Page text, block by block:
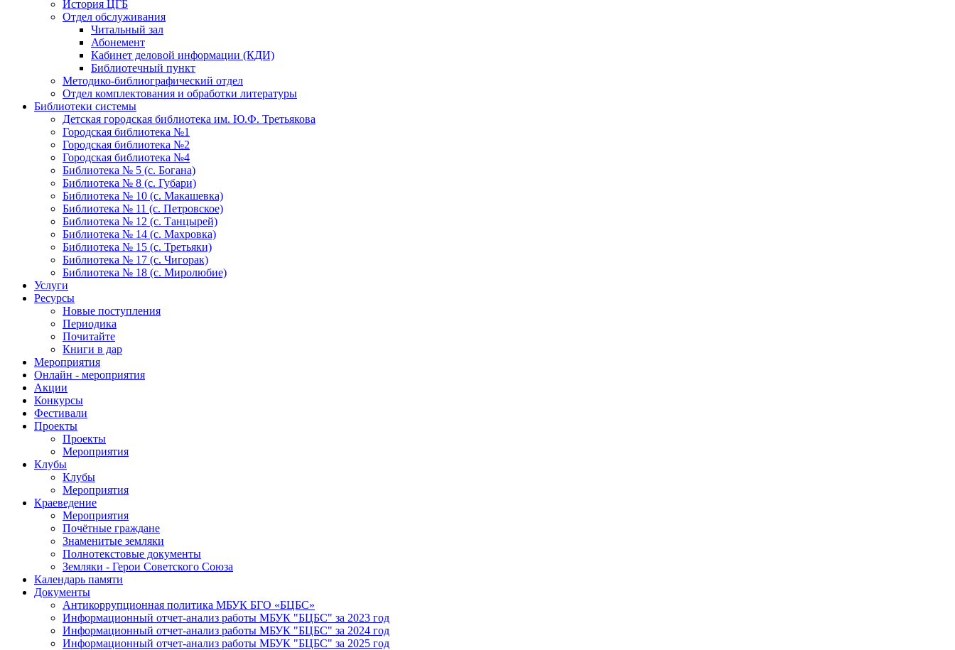
История ЦГБ
Отдел обслуживания
Читальный зал
Абонемент
Кабинет деловой информации (КДИ)
Библиотечный пункт
Методико-библиографический отдел
Отдел комплектования и обработки литературы
Библиотеки системы
Детская городская библиотека им. Ю.Ф. Третьякова
Городская библиотека №1
Городская библиотека №2
Городская библиотека №4
Библиотека № 5 (с. Богана)
Библиотека № 8 (с. Губари)
Библиотека № 10 (с. Макашевка)
Библиотека № 11 (с. Петровское)
Библиотека № 12 (с. Танцырей)
Библиотека № 14 (с. Махровка)
Библиотека № 15 (с. Третьяки)
Библиотека № 17 (с. Чигорак)
Библиотека № 18 (с. Миролюбие)
Услуги
Ресурсы
Новые поступления
Периодика
Почитайте
Книги в дар
Мероприятия
Онлайн - мероприятия
Акции
Конкурсы
Фестивали
Проекты
Проекты
Мероприятия
Клубы
Клубы
Мероприятия
Краеведение
Мероприятия
Почётные граждане
Знаменитые земляки
Полнотекстовые документы
Земляки - Герои Советского Союза
Календарь памяти
Документы
Антикоррупционная политика МБУК БГО «БЦБС»
Информационный отчет-анализ работы МБУК "БЦБС" за 2023 год
Информационный отчет-анализ работы МБУК "БЦБС" за 2024 год
Информационный отчет-анализ работы МБУК "БЦБС" за 2025 год